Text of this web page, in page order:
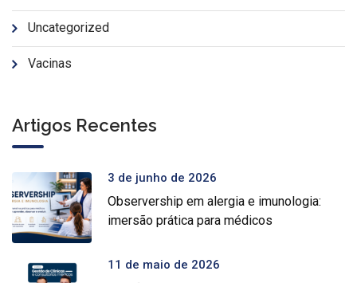
Uncategorized
Vacinas
Artigos Recentes
3 de junho de 2026
Observership em alergia e imunologia:
imersão prática para médicos
11 de maio de 2026